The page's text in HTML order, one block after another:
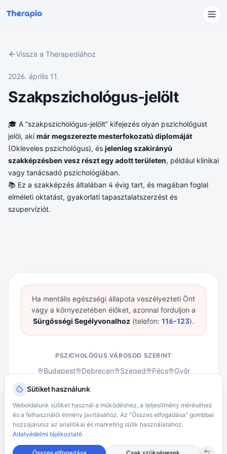
Sütiket használunk
Weboldalunk sütiket használ a működéshez, a teljesítmény méréséhez
és a felhasználói élmény javításához. Az "Összes elfogadása" gombbal
hozzájárulsz az analitikai és marketing sütik használatához.
Adatvédelmi tájékoztató
Vissza a Therapediához
2026. április 11.
Szakpszichológus-jelölt
🎓 A “szakpszichológus-jelölt” kifejezés olyan pszichológust
jelöl, aki már megszerezte mesterfokozatú diplomáját
(Okleveles pszichológus), és jelenleg szakirányú
szakképzésben vesz részt egy adott területen, például klinikai
vagy tanácsadó pszichológiában.
📚 Ez a szakképzés általában 4 évig tart, és magában foglal
elméleti oktatást, gyakorlati tapasztalatszerzést és
szupervíziót.
Ha mentális egészségi állapota veszélyezteti Önt
vagy a környezetében élőket, azonnal forduljon a
Sürgősségi Segélyvonalhoz (telefon: 116-123).
PSZICHOLÓGUS VÁROSOD SZERINT
Budapest Debrecen Szeged Pécs
Győr
ÁSZF – KlienseknekÁSZF – Pszichológusoknak
Adatvédelmi Tájékoztató Kliens portál belépés
©2026Therapio — Minden jog fenntartva.